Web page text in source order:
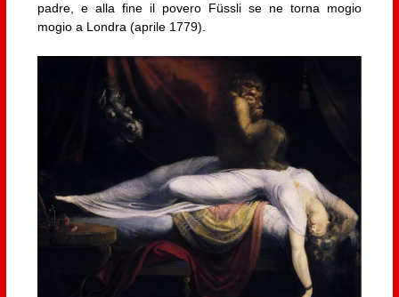
padre, e alla fine il povero Füssli se ne torna mogio
mogio a Londra (aprile 1779).